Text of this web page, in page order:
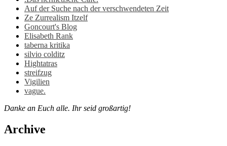
Auf der Suche nach der verschwendeten Zeit
Ze Zurrealism Itzelf
Goncourt's Blog
Elisabeth Rank
taberna kritika
silvio colditz
Hightatras
streifzug
Vigilien
vague.
Danke an Euch alle. Ihr seid großartig!
Archive